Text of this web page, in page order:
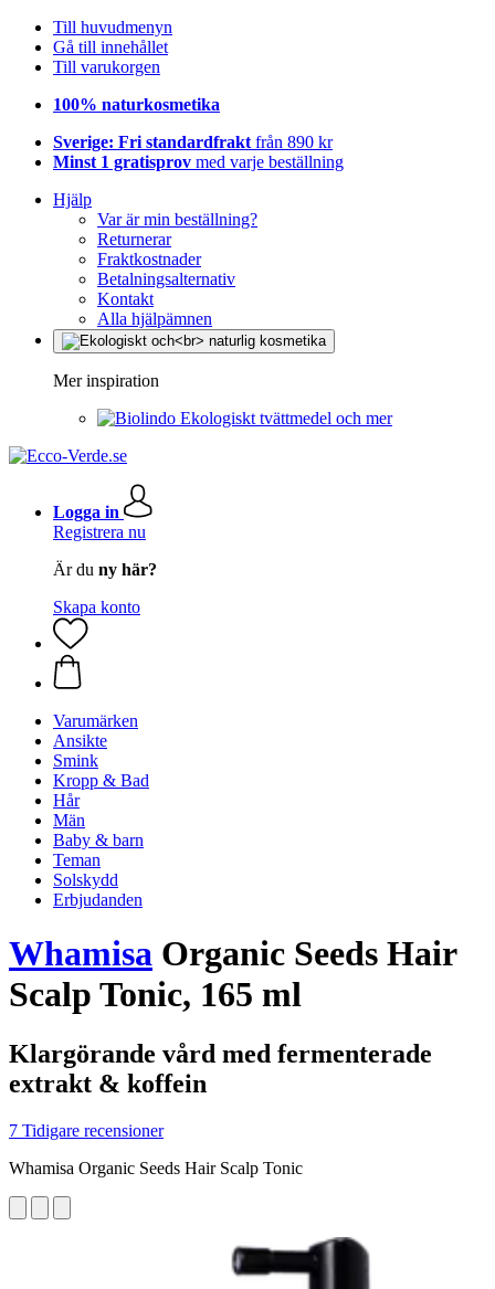
Till huvudmenyn
Gå till innehållet
Till varukorgen
100% naturkosmetika
Sverige: Fri standardfrakt från 890 kr
Minst 1 gratisprov med varje beställning
Hjälp
Var är min beställning?
Returnerar
Fraktkostnader
Betalningsalternativ
Kontakt
Alla hjälpämnen
Mer inspiration
Ekologiskt tvättmedel och mer
Logga in
Registrera nu
Är du ny här?
Skapa konto
Varumärken
Ansikte
Smink
Kropp & Bad
Hår
Män
Baby & barn
Teman
Solskydd
Erbjudanden
Whamisa Organic Seeds Hair
Scalp Tonic, 165 ml
Klargörande vård med fermenterade
extrakt & koffein
7 Tidigare recensioner
Whamisa Organic Seeds Hair Scalp Tonic